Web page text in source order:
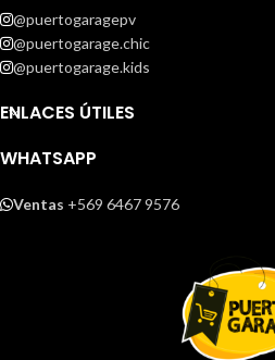
@puertogaragepv
@puertogarage.chic
@puertogarage.kids
ENLACES ÚTILES
WHATSAPP
Ventas +569 6467 9576